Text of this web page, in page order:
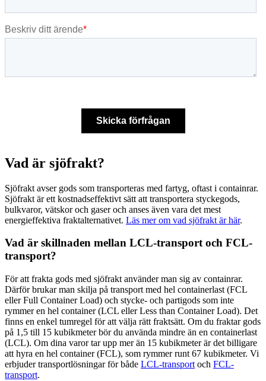
Vad är sjöfrakt?
Sjöfrakt avser gods som transporteras med fartyg, oftast i containrar.
Sjöfrakt är ett kostnadseffektivt sätt att transportera styckegods,
bulkvaror, vätskor och gaser och anses även vara det mest
energieffektiva fraktalternativet. Läs mer om vad sjöfrakt är här.
Vad är skillnaden mellan LCL-transport och FCL-
transport?
För att frakta gods med sjöfrakt använder man sig av containrar.
Därför brukar man skilja på transport med hel containerlast (FCL
eller Full Container Load) och stycke- och partigods som inte
rymmer en hel container (LCL eller Less than Container Load). Det
finns en enkel tumregel för att välja rätt fraktsätt. Om du fraktar gods
på 1,5 till 15 kubikmeter bör du använda mindre än en containerlast
(LCL). Om dina varor tar upp mer än 15 kubikmeter är det billigare
att hyra en hel container (FCL), som rymmer runt 67 kubikmeter. Vi
erbjuder transportlösningar för både LCL-transport och FCL-
transport.